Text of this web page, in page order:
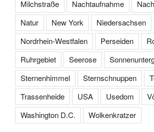
Milchstraße
Nachtaufnahme
Natur
New York
Niedersachsen
Nordrhein-Westfalen
Perseiden
Ruhrgebiet
Seerose
Sternenhimmel
Sternschnuppen
Trassenheide
USA Usedom
Washington D.C.
Wolkenkratzer